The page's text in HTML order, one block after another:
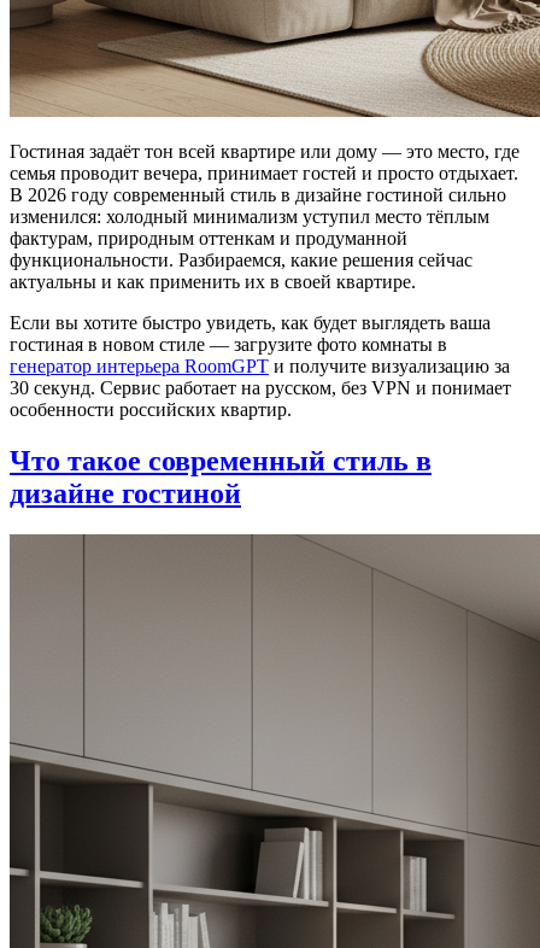
Гостиная задаёт тон всей квартире или дому — это место, где
семья проводит вечера, принимает гостей и просто отдыхает.
В 2026 году современный стиль в дизайне гостиной сильно
изменился: холодный минимализм уступил место тёплым
фактурам, природным оттенкам и продуманной
функциональности. Разбираемся, какие решения сейчас
актуальны и как применить их в своей квартире.
Если вы хотите быстро увидеть, как будет выглядеть ваша
гостиная в новом стиле — загрузите фото комнаты в
генератор интерьера RoomGPT и получите визуализацию за
30 секунд. Сервис работает на русском, без VPN и понимает
особенности российских квартир.
Что такое современный стиль в
дизайне гостиной